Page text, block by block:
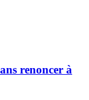
renoncer à